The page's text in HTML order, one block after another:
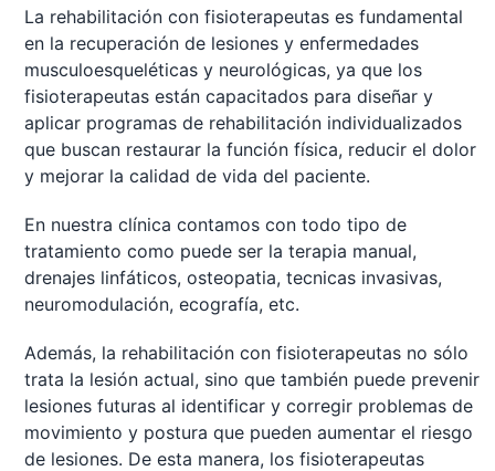
La rehabilitación con fisioterapeutas es fundamental
en la recuperación de lesiones y enfermedades
musculoesqueléticas y neurológicas, ya que los
fisioterapeutas están capacitados para diseñar y
aplicar programas de rehabilitación individualizados
que buscan restaurar la función física, reducir el dolor
y mejorar la calidad de vida del paciente.
En nuestra clínica contamos con todo tipo de
tratamiento como puede ser la terapia manual,
drenajes linfáticos, osteopatia, tecnicas invasivas,
neuromodulación, ecografía, etc.
Además, la rehabilitación con fisioterapeutas no sólo
trata la lesión actual, sino que también puede prevenir
lesiones futuras al identificar y corregir problemas de
movimiento y postura que pueden aumentar el riesgo
de lesiones. De esta manera, los fisioterapeutas